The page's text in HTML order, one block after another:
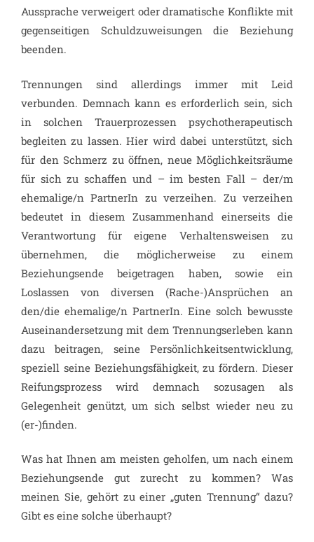
Aussprache verweigert oder dramatische Konflikte mit
gegenseitigen Schuldzuweisungen die Beziehung
beenden.
Trennungen sind allerdings immer mit Leid
verbunden. Demnach kann es erforderlich sein, sich
in solchen Trauerprozessen psychotherapeutisch
begleiten zu lassen. Hier wird dabei unterstützt, sich
für den Schmerz zu öffnen, neue Möglichkeitsräume
für sich zu schaffen und – im besten Fall – der/m
ehemalige/n PartnerIn zu verzeihen. Zu verzeihen
bedeutet in diesem Zusammenhand einerseits die
Verantwortung für eigene Verhaltensweisen zu
übernehmen, die möglicherweise zu einem
Beziehungsende beigetragen haben, sowie ein
Loslassen von diversen (Rache-)Ansprüchen an
den/die ehemalige/n PartnerIn. Eine solch bewusste
Auseinandersetzung mit dem Trennungserleben kann
dazu beitragen, seine Persönlichkeitsentwicklung,
speziell seine Beziehungsfähigkeit, zu fördern. Dieser
Reifungsprozess wird demnach sozusagen als
Gelegenheit genützt, um sich selbst wieder neu zu
(er-)finden.
Was hat Ihnen am meisten geholfen, um nach einem
Beziehungsende gut zurecht zu kommen? Was
meinen Sie, gehört zu einer „guten Trennung“ dazu?
Gibt es eine solche überhaupt?